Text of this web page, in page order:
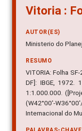
Vitoria :
AUTOR(ES)
Ministerio do
RESUMO
VITORIA: Folha
DF]: IBGE, 1972.
1:1.000.000.
(W42°00'-
Internacional do